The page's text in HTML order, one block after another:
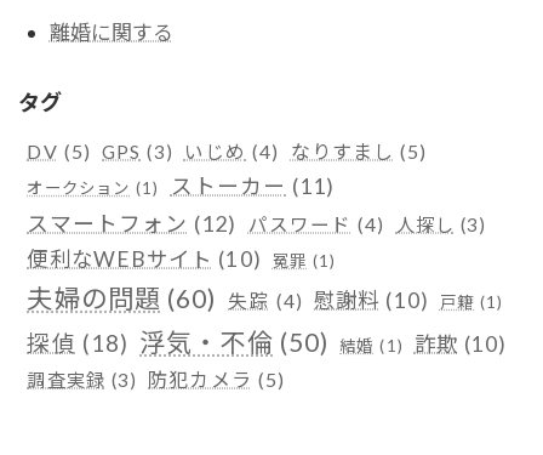
離婚に関する
タグ
DV (5) GPS (3) いじめ (4) なりすまし (5)
オークション (1) ストーカー (11)
スマートフォン (12) パスワード (4) 人探し (3)
便利なWEBサイト (10) 冤罪 (1)
夫婦の問題 (60) 失踪 (4) 慰謝料 (10) 戸籍 (1)
探偵 (18) 浮気・不倫 (50) 結婚 (1) 詐欺 (10)
調査実録 (3) 防犯カメラ (5)